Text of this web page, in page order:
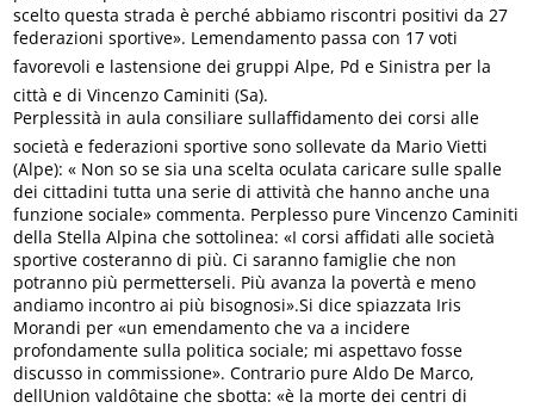
scelto questa strada è perché abbiamo riscontri positivi da 27
federazioni sportive». Lemendamento passa con 17 voti
favorevoli e lastensione dei gruppi Alpe, Pd e Sinistra per la
città e di Vincenzo Caminiti (Sa).
Perplessità in aula consiliare sullaffidamento dei corsi alle
società e federazioni sportive sono sollevate da Mario Vietti
(Alpe): « Non so se sia una scelta oculata caricare sulle spalle
dei cittadini tutta una serie di attività che hanno anche una
funzione sociale» commenta. Perplesso pure Vincenzo Caminiti
della Stella Alpina che sottolinea: «I corsi affidati alle società
sportive costeranno di più. Ci saranno famiglie che non
potranno più permetterseli. Più avanza la povertà e meno
andiamo incontro ai più bisognosi».Si dice spiazzata Iris
Morandi per «un emendamento che va a incidere
profondamente sulla politica sociale; mi aspettavo fosse
discusso in commissione». Contrario pure Aldo De Marco,
dellUnion valdôtaine che sbotta: «è la morte dei centri di